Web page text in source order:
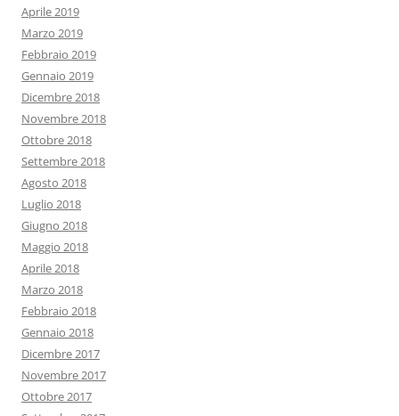
Aprile 2019
Marzo 2019
Febbraio 2019
Gennaio 2019
Dicembre 2018
Novembre 2018
Ottobre 2018
Settembre 2018
Agosto 2018
Luglio 2018
Giugno 2018
Maggio 2018
Aprile 2018
Marzo 2018
Febbraio 2018
Gennaio 2018
Dicembre 2017
Novembre 2017
Ottobre 2017